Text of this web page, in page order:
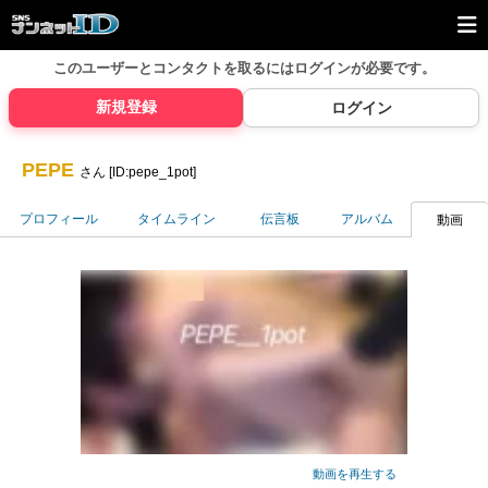
このユーザーとコンタクトを取るにはログインが必要です。
新規登録 ログイン
PEPE さん [ID:pepe_1pot]
プロフィール タイムライン 伝言板 アルバム 動画
動画を再生する